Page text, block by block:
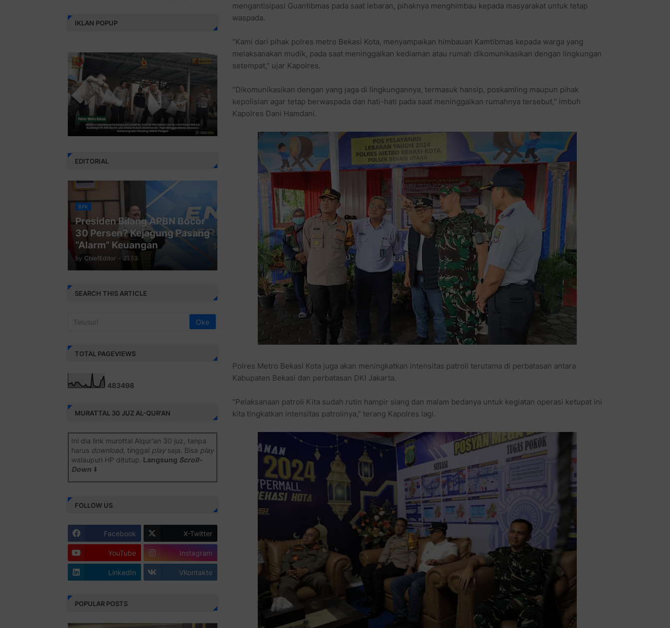
mengantisipasi Guantibmas pada saat lebaran, pihaknya menghimbau kepada masyarakat untuk tetap
waspada.
“Kami dari pihak polres metro Bekasi Kota, menyampaikan himbauan Kamtibmas kepada warga yang
melaksanakan mudik, pada saat meninggalkan kediaman atau rumah dikomunikasikan dengan lingkungan
setempat,” ujar Kapolres.
“Dikomunikasikan dengan yang jaga di lingkungannya, termasuk hansip, poskamling maupun pihak
kepolisian agar tetap berwaspada dan hati-hati pada saat meninggalkan rumahnya tersebut," imbuh
Kapolres Dani Hamdani.
Polres Metro Bekasi Kota juga akan meningkatkan intensitas patroli terutama di perbatasan antara
Kabupaten Bekasi dan perbatasan DKI Jakarta.
“Pelaksanaan patroli Kita sudah rutin hampir siang dan malam bedanya untuk kegiatan operasi ketupat ini
kita tingkatkan intensitas patrolinya,” terang Kapolres lagi.
IKLAN POPUP
EDITORIAL
BPK
Presiden Bilang APBN Bocor
30 Persen? Kejagung Pasang
“Alarm” Keuangan
by ChiefEditor - 21.53
SEARCH THIS ARTICLE
TOTAL PAGEVIEWS
483498
MURATTAL 30 JUZ AL-QUR'AN
Ini dia link murottal Alqur'an 30 juz, tanpa
harus download, tinggal playsaja. Bisa play
walaupun HP ditutup. Langsung Scroll-
Down⬇️
Juz 1 ⇨http://j.mp/2b8SiNO
Juz 2 ⇨http://j.mp/2b8RJmQ
Juz 3 ⇨http://j.mp/2bFSrtF
Juz 4 ⇨http://j.mp/2b8SXi3
Juz 5 ⇨http://j.mp/2b8RZm3
Juz 6 ⇨http://j.mp/28MBohs
Juz 7 ⇨http://j.mp/2bFRIZC
FOLLOW US
Facebook X-Twitter
YouTube Instagram
LinkedIn VKontakte
POPULAR POSTS